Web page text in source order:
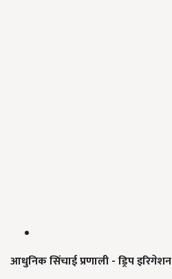
आधुनिक सिंचाई प्रणाली - ड्रिप इरिगेशन